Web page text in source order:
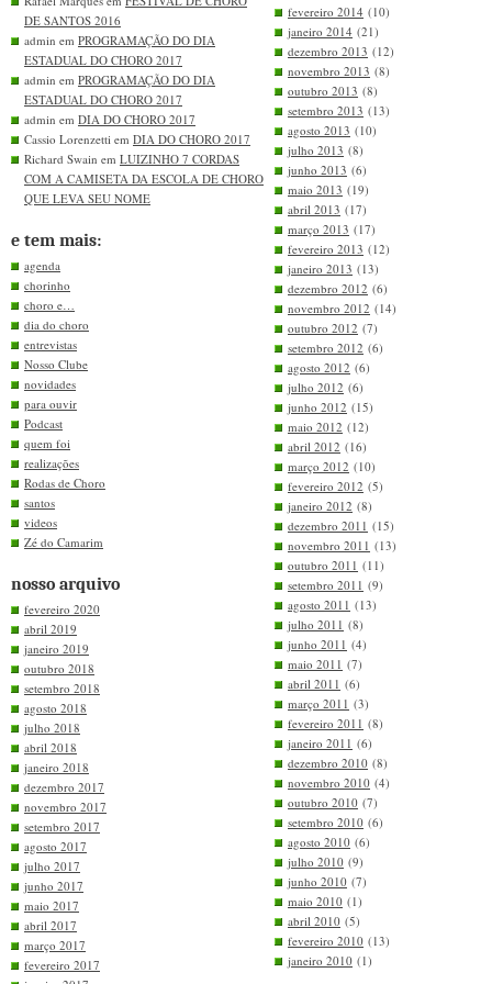
DE SANTOS 2016
admin em PROGRAMAÇÃO DO DIA
ESTADUAL DO CHORO 2017
admin em PROGRAMAÇÃO DO DIA
ESTADUAL DO CHORO 2017
admin em DIA DO CHORO 2017
Cassio Lorenzetti em DIA DO CHORO 2017
Richard Swain em LUIZINHO 7 CORDAS
COM A CAMISETA DA ESCOLA DE CHORO
QUE LEVA SEU NOME
e tem mais:
agenda
chorinho
choro e…
dia do choro
entrevistas
Nosso Clube
novidades
para ouvir
Podcast
quem foi
realizações
Rodas de Choro
santos
videos
Zé do Camarim
nosso arquivo
fevereiro 2020
abril 2019
janeiro 2019
outubro 2018
setembro 2018
agosto 2018
julho 2018
abril 2018
janeiro 2018
dezembro 2017
novembro 2017
setembro 2017
agosto 2017
julho 2017
junho 2017
maio 2017
abril 2017
março 2017
fevereiro 2017
fevereiro 2014 (10)
janeiro 2014 (21)
dezembro 2013 (12)
novembro 2013 (8)
outubro 2013 (8)
setembro 2013 (13)
agosto 2013 (10)
julho 2013 (8)
junho 2013 (6)
maio 2013 (19)
abril 2013 (17)
março 2013 (17)
fevereiro 2013 (12)
janeiro 2013 (13)
dezembro 2012 (6)
novembro 2012 (14)
outubro 2012 (7)
setembro 2012 (6)
agosto 2012 (6)
julho 2012 (6)
junho 2012 (15)
maio 2012 (12)
abril 2012 (16)
março 2012 (10)
fevereiro 2012 (5)
janeiro 2012 (8)
dezembro 2011 (15)
novembro 2011 (13)
outubro 2011 (11)
setembro 2011 (9)
agosto 2011 (13)
julho 2011 (8)
junho 2011 (4)
maio 2011 (7)
abril 2011 (6)
março 2011 (3)
fevereiro 2011 (8)
janeiro 2011 (6)
dezembro 2010 (8)
novembro 2010 (4)
outubro 2010 (7)
setembro 2010 (6)
agosto 2010 (6)
julho 2010 (9)
junho 2010 (7)
maio 2010 (1)
abril 2010 (5)
fevereiro 2010 (13)
janeiro 2010 (1)